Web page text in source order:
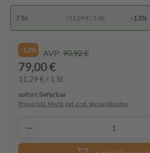
7 St (11,29 € / 1 St) -13%
-13% AVP: 90,92 €
79,00 €
11,29 € / 1 St
sofort lieferbar
Preise inkl. MwSt. ggf. zzgl. Versandkosten